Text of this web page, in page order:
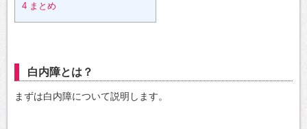
4 まとめ
白内障とは？
まずは白内障について説明します。